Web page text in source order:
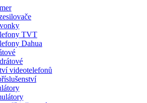
TVT
Dahua
videotelefonů